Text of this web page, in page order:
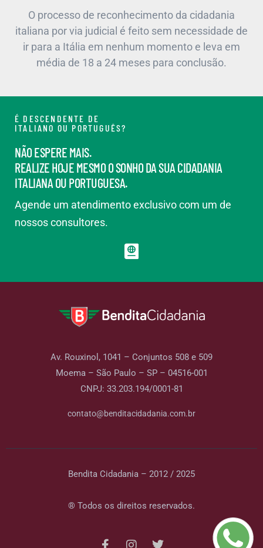
O processo de reconhecimento da cidadania
italiana por via judicial é feito sem necessidade de
ir para a Itália em nenhum momento e leva em
média de 18 a 24 meses para conclusão.
É DESCENDENTE DE
ITALIANO OU PORTUGUÊS?
NÃO ESPERE MAIS.
REALIZE HOJE MESMO O SONHO DA SUA CIDADANIA
ITALIANA OU PORTUGUESA.
Agende um atendimento exclusivo com um de
nossos consultores.
Av. Rouxinol, 1041 – Conjuntos 508 e 509
Moema – São Paulo – SP – 04516-001
CNPJ: 33.203.194/0001-81
contato@benditacidadania.com.br
Bendita Cidadania – 2012 / 2025
® Todos os direitos reservados.